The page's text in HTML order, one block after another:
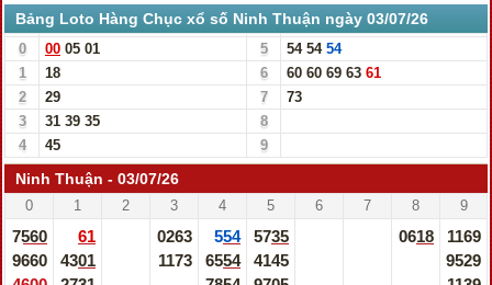
Bảng Loto Hàng Chục xổ số Ninh Thuận ngày 03/07/26
0 00 05 01 5 54 54 54
1
18 6 60 60 69 63 61
2
29 7
73
3
31 39 35
8
4
45 9
Ninh Thuận - 03/07/26
0 1 2 3 4 5 6 7 8 9
7560
9660
61
4301
0263
1173
554
6554
5735
4145
0618
1169
9529